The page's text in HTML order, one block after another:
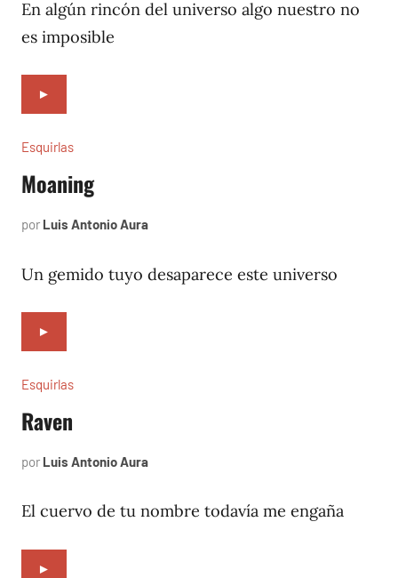
2024
En algún rincón del universo algo nuestro no
es imposible
►
Esquirlas
Moaning
por Luis Antonio Aura
2024
Un gemido tuyo desaparece este universo
►
Esquirlas
Raven
por Luis Antonio Aura
2023
El cuervo de tu nombre todavía me engaña
►